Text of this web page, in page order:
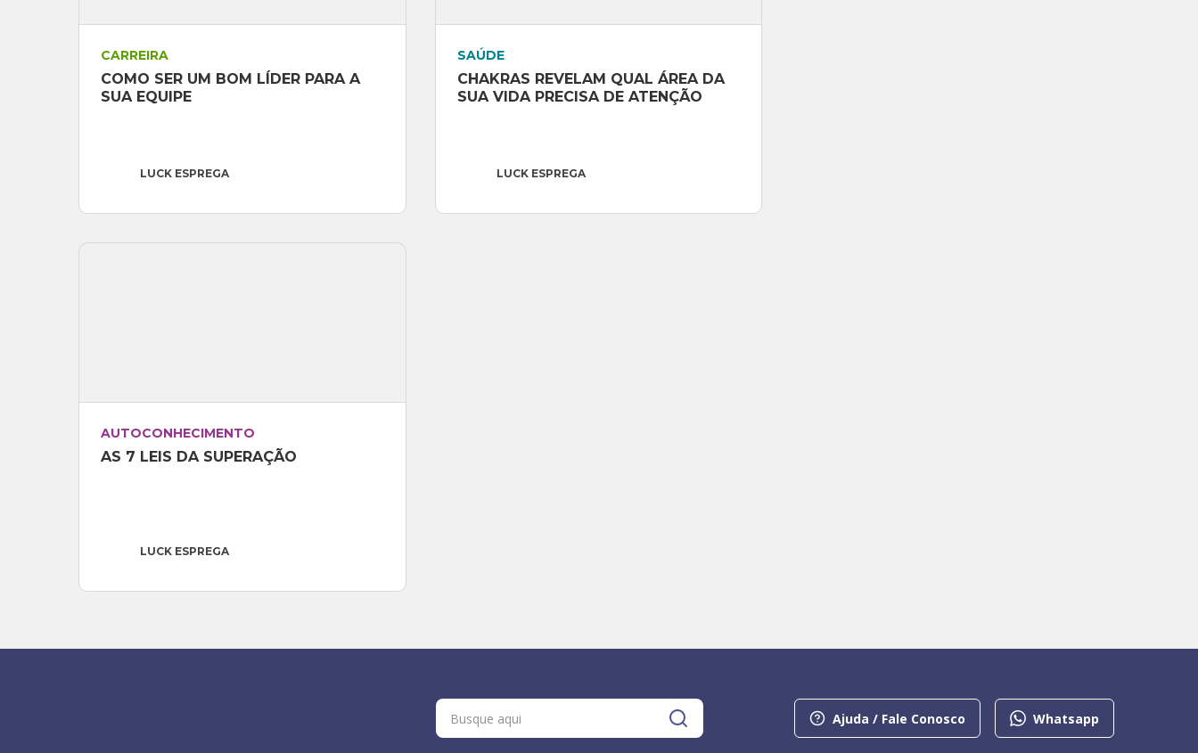
CARREIRA
COMO SER UM BOM LÍDER PARA A
SUA EQUIPE
LUCK ESPREGA
SAÚDE
CHAKRAS REVELAM QUAL ÁREA DA
SUA VIDA PRECISA DE ATENÇÃO
LUCK ESPREGA
AUTOCONHECIMENTO
AS 7 LEIS DA SUPERAÇÃO
LUCK ESPREGA
Ajuda / Fale Conosco Whatsapp